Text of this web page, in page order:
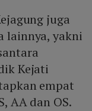
juga
lainnya, yakni
Kejati
empat
AA dan OS.